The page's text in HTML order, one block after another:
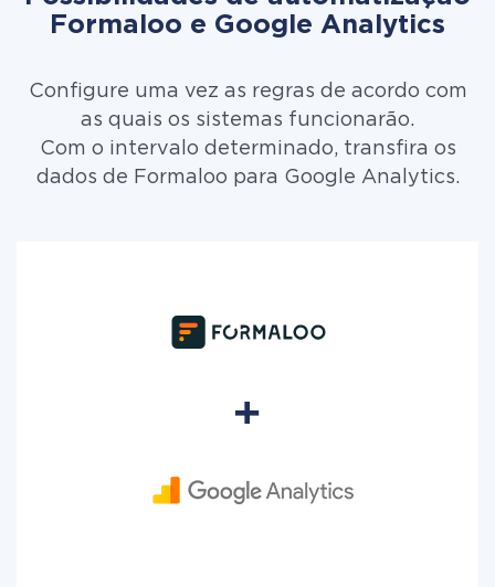
Formaloo e Google Analytics
Configure uma vez as regras de acordo com
as quais os sistemas funcionarão.
Com o intervalo determinado, transfira os
dados de Formaloo para Google Analytics.